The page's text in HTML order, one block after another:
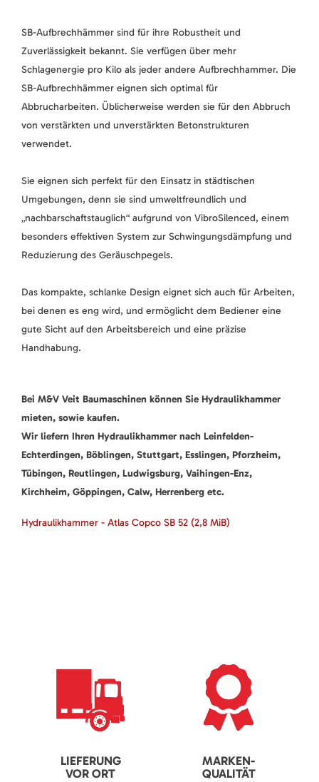
SB-Aufbrechhämmer sind für ihre Robustheit und
Zuverlässigkeit bekannt. Sie verfügen über mehr
Schlagenergie pro Kilo als jeder andere Aufbrechhammer. Die
SB-Aufbrechhämmer eignen sich optimal für
Abbrucharbeiten. Üblicherweise werden sie für den Abbruch
von verstärkten und unverstärkten Betonstrukturen
verwendet.
Sie eignen sich perfekt für den Einsatz in städtischen
Umgebungen, denn sie sind umweltfreundlich und
„nachbarschaftstauglich“ aufgrund von VibroSilenced, einem
besonders effektiven System zur Schwingungsdämpfung und
Reduzierung des Geräuschpegels.
Das kompakte, schlanke Design eignet sich auch für Arbeiten,
bei denen es eng wird, und ermöglicht dem Bediener eine
gute Sicht auf den Arbeitsbereich und eine präzise
Handhabung.
Bei M&V Veit Baumaschinen können Sie Hydraulikhammer
mieten, sowie kaufen.
Wir liefern Ihren Hydraulikhammer nach Leinfelden-
Echterdingen, Böblingen, Stuttgart, Esslingen, Pforzheim,
Tübingen, Reutlingen, Ludwigsburg, Vaihingen-Enz,
Kirchheim, Göppingen, Calw, Herrenberg etc.
Hydraulikhammer - Atlas Copco SB 52 (2,8 MiB)
LIEFERUNG
VOR ORT
MARKEN-
QUALITÄT